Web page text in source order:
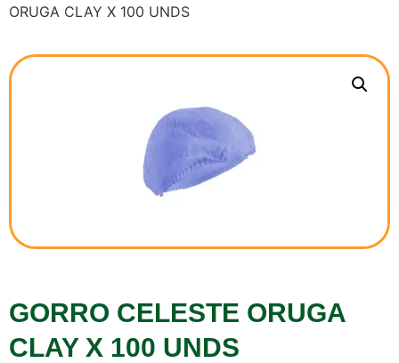
ORUGA CLAY X 100 UNDS
GORRO CELESTE ORUGA
CLAY X 100 UNDS